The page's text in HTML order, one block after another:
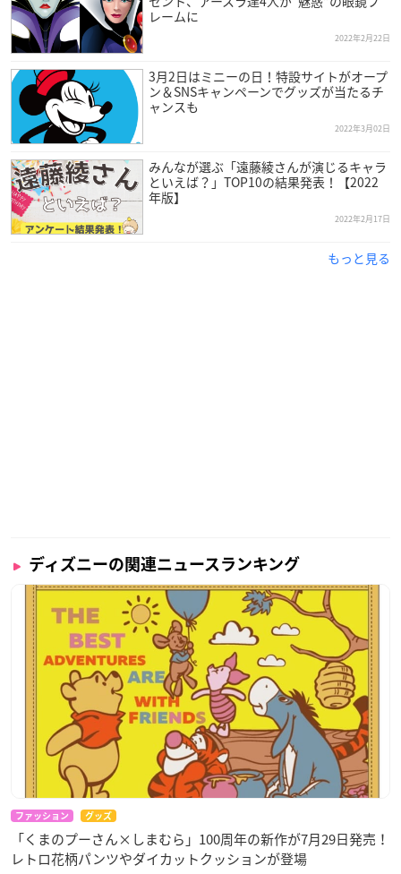
レームに
2022年2月22日
3月2日はミニーの日！特設サイトがオープ
ン＆SNSキャンペーンでグッズが当たるチ
ャンスも
2022年3月02日
みんなが選ぶ「遠藤綾さんが演じるキャラ
といえば？」TOP10の結果発表！【2022
年版】
2022年2月17日
もっと見る
ディズニーの関連ニュースランキング
ファッション グッズ
「くまのプーさん×しまむら」100周年の新作が7月29日発売！
レトロ花柄パンツやダイカットクッションが登場